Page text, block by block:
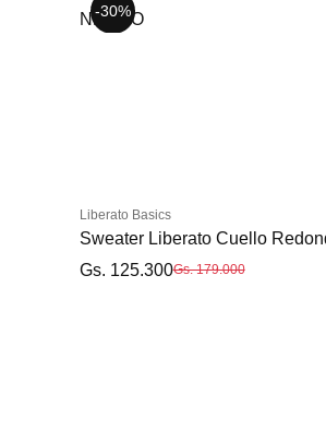
-50%
-30%
Liberato Basics
Sweater Liberato Cuello
Gs. 125.300Gs. 179.000